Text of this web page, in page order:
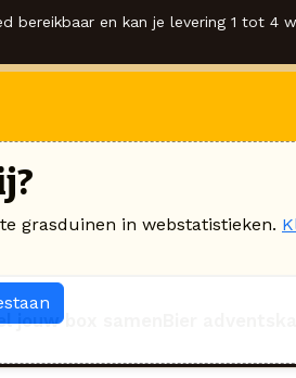
bereikbaar en kan je levering 1 tot 4
jouw box samen
grasduinen in webstatistieken.